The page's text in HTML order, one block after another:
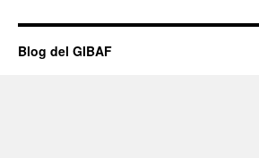
Blog del GIBAF